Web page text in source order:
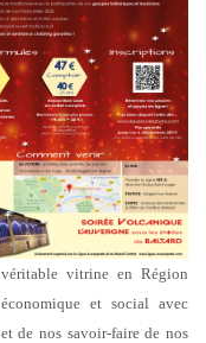
vitrine en Région
et social avec
de nos savoir-faire de nos